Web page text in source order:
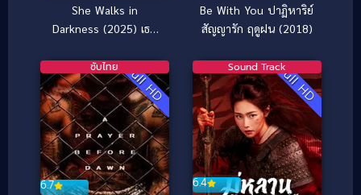
She Walks in
Darkness (2025) เธอ
Be With You ปาฏิหาริย์
สัญญารัก ฤดูฝน (2018)
Full HD
6.7
ซับไทย Full HD
6.4
Sound Track